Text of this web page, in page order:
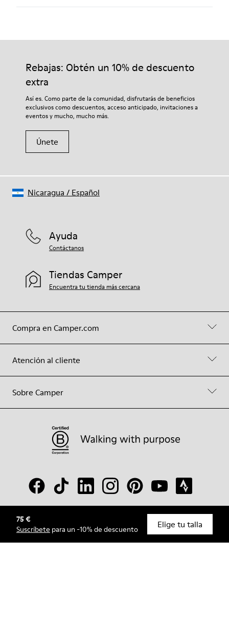
75 €
Suscríbete para un -10% de descuento Elige tu talla
EVA
Lining
Nuestros zapatos se han fabricado con materiales de primera
adecuados para el cuidado del calzado los protegerá y
garantizará que duren más tiempo.
Si deseas obtener información detallada sobre cómo cuidar de
tu par, visita nuestraGuía para el cuidado del calzado.
Rebajas: Obtén un 10% de descuento
extra
Así es. Como parte de la comunidad, disfrutarás de beneficios
exclusivos como descuentos, acceso anticipado, invitaciones a
eventos y mucho, mucho más.
Únete
Compra en Camper.com
Atención al cliente
Sobre Camper
Ayuda
Contáctanos
Tiendas Camper
Encuentra tu tienda más cercana
© Camper, 2026
Nicaragua / Español